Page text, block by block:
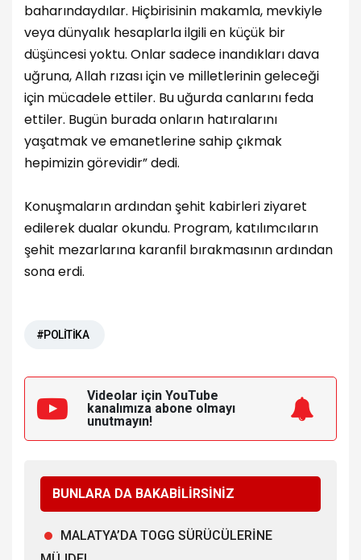
baharındaydılar. Hiçbirisinin makamla, mevkiyle
veya dünyalık hesaplarla ilgili en küçük bir
düşüncesi yoktu. Onlar sadece inandıkları dava
uğruna, Allah rızası için ve milletlerinin geleceği
için mücadele ettiler. Bu uğurda canlarını feda
ettiler. Bugün burada onların hatıralarını
yaşatmak ve emanetlerine sahip çıkmak
hepimizin görevidir” dedi.
Konuşmaların ardından şehit kabirleri ziyaret
edilerek dualar okundu. Program, katılımcıların
şehit mezarlarına karanfil bırakmasının ardından
sona erdi.
#POLİTİKA
Videolar için YouTube
kanalımıza abone olmayı
unutmayın!
BUNLARA DA BAKABİLİRSİNİZ
MALATYA’DA TOGG SÜRÜCÜLERİNE